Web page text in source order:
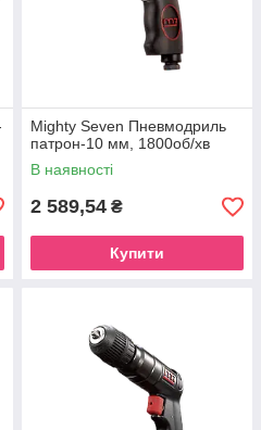
Mighty Seven Пневмодриль
патрон-10 мм, 1800об/хв
В наявності
2 589,54 ₴
Купити